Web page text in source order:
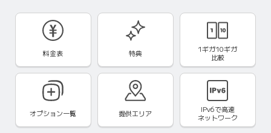
料金表 特典
1ギガ10ギガ
比較
オプション一覧 提供エリア IPv6で高速
ネットワーク